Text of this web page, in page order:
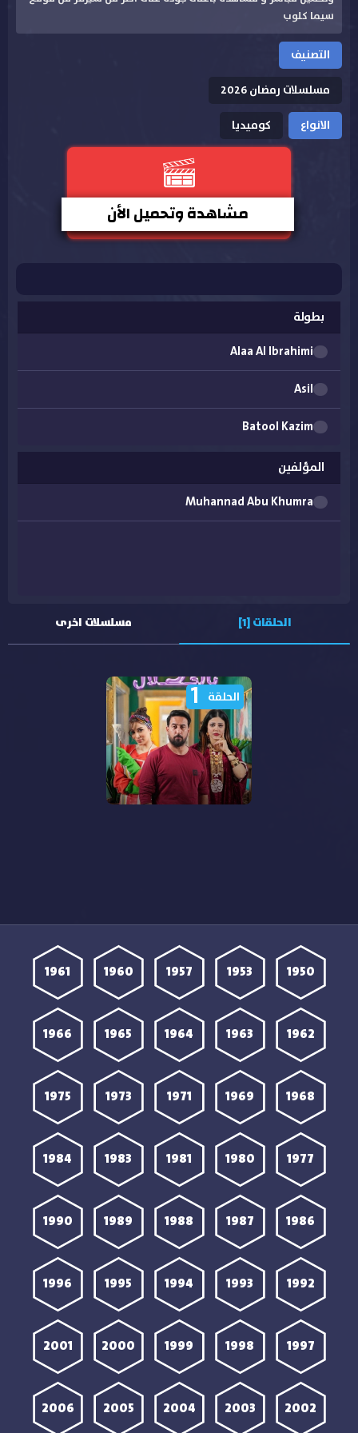
سيما كلوب
التصنيف
مسلسلات رمضان 2026
الانواع
كوميديا
مشاهدة وتحميل الأن
بطولة
Alaa Al Ibrahimi
Asil
Batool Kazim
Ghada Basil
Laila Omarr
Sara Alnaqdi
المؤلفين
Muhannad Abu Khumra
الحلقات [1] مسلسلات اخرى
الحلقة 1
1950
1953
1957
1960
1961
1962
1963
1964
1965
1966
1968
1969
1971
1973
1975
1977
1980
1981
1983
1984
1986
1987
1988
1989
1990
1992
1993
1994
1995
1996
1997
1998
1999
2000
2001
2002
2003
2004
2005
2006